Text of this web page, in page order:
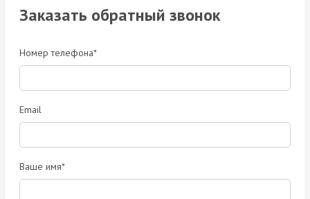
Заказать обратный звонок
Номер телефона*
Email
Ваше имя*